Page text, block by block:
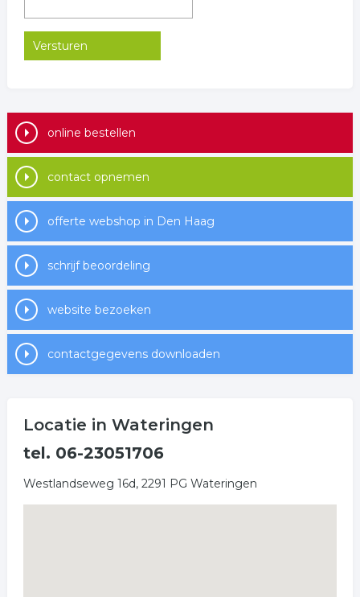
online bestellen
contact opnemen
offerte webshop in Den Haag
schrijf beoordeling
website bezoeken
contactgegevens downloaden
Locatie in Wateringen
tel. 06-23051706
Westlandseweg 16d, 2291 PG Wateringen